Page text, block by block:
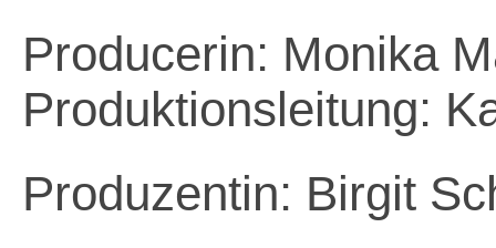
Producerin: Monika
Produktionsleitung:
Produzentin: Birgit